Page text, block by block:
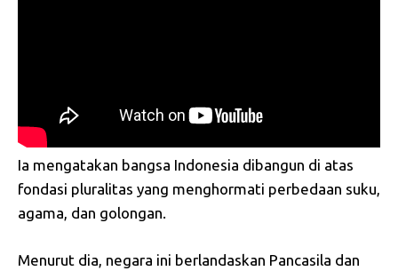
Ia mengatakan bangsa Indonesia dibangun di atas
fondasi pluralitas yang menghormati perbedaan suku,
agama, dan golongan.
Menurut dia, negara ini berlandaskan Pancasila dan